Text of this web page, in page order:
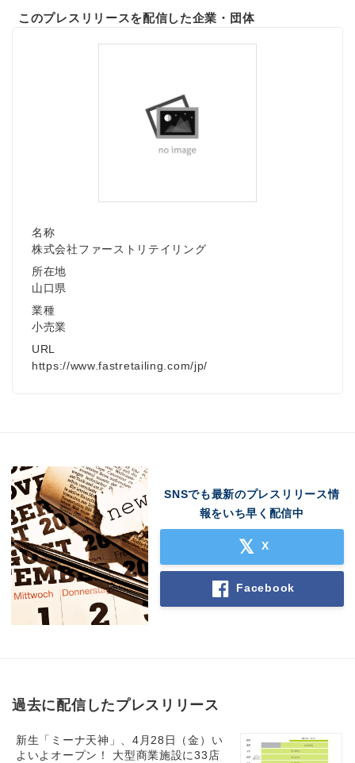
このプレスリリースを配信した企業・団体
名称
株式会社ファーストリテイリング
所在地
山口県
業種
小売業
URL
https://www.fastretailing.com/jp/
SNSでも最新のプレスリリース情
報をいち早く配信中
X
Facebook
過去に配信したプレスリリース
新生「ミーナ天神」、4月28日（金）い
よいよオープン！ 大型商業施設に33店